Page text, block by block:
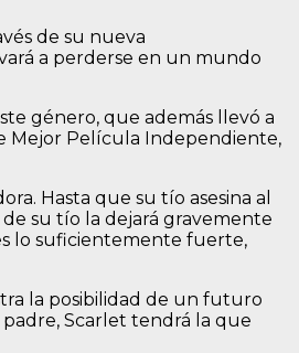
de su nueva
a perderse en un mundo
género, que además llevó a
Mejor Película Independiente,
Hasta que su tío asesina al
su tío la dejará gravemente
lo suficientemente fuerte,
la posibilidad de un futuro
Scarlet tendrá la que